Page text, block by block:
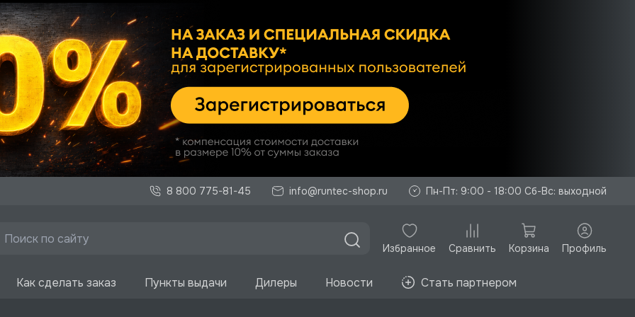
8 800 775-81-45 info@runtec-shop.ru Пн-Пт: 9:00 - 18:00 Сб-Вс: выходной
Избранное Сравнить Корзина Профиль
Как сделать заказ Пункты выдачи Дилеры Новости Стать партнером